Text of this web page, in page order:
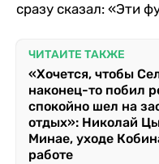
сразу сказал: «Эти
ЧИТАЙТЕ ТАКЖЕ
«Хочется, чтобы
наконец-то побил
спокойно шел на
отдых»: Николай
Минае, уходе
работе